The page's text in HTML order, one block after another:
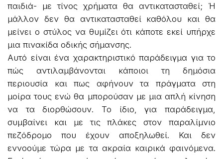
παιδιά- με τίνος χρήματα θα αντικατασταθεί; Ή
μάλλον δεν θα αντικατασταθεί καθόλου και θα
μείνει ο στύλος να θυμίζει ότι κάποτε εκεί υπήρχε
μια πινακίδα οδικής σήμανσης.
Αυτό είναι ένα χαρακτηριστικό παράδειγμα για το
πώς αντιλαμβάνονται κάποιοι τη δημόσια
περιουσία και πως αφήνουν τα πράγματα στη
μοίρα τους ενώ θα μπορούσαν με μια απλή κίνηση
να τα διορθώσουν. Το ίδιο, για παράδειγμα,
συμβαίνει και με τις πλάκες στον παραλίμνιο
πεζόδρομο που έχουν αποξηλωθεί. Και δεν
εννοούμε τώρα με τα ακραία καιρικά φαινόμενα.